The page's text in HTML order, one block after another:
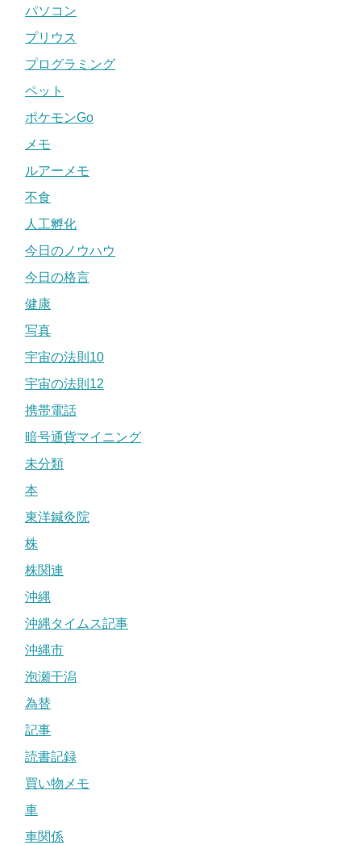
パソコン
プリウス
プログラミング
ペット
ポケモンGo
メモ
ルアーメモ
不食
人工孵化
今日のノウハウ
今日の格言
健康
写真
宇宙の法則10
宇宙の法則12
携帯電話
暗号通貨マイニング
未分類
本
東洋鍼灸院
株
株関連
沖縄
沖縄タイムス記事
沖縄市
泡瀬干潟
為替
記事
読書記録
買い物メモ
車
車関係